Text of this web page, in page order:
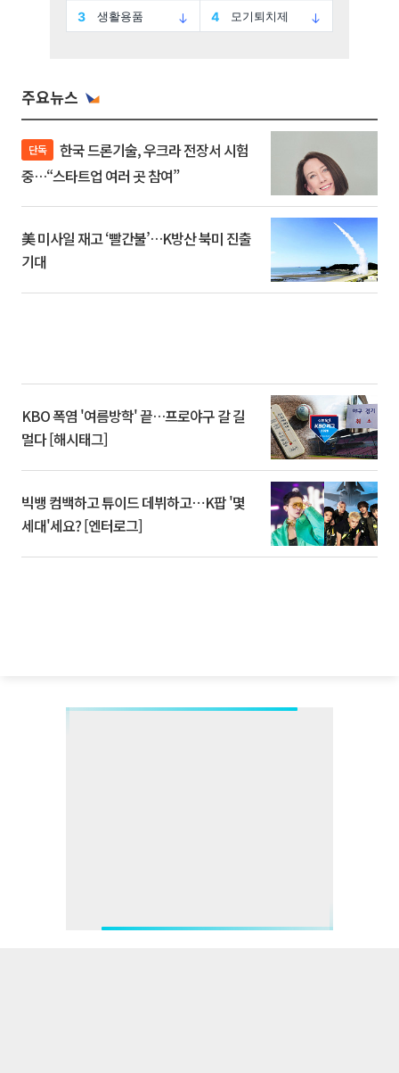
주요뉴스
단독
중…“스타트업 여러 곳 참여”
美 미사일 재고 ‘빨간불’…K방산 북미 진출
기대
KBO 폭염 '여름방학' 끝…프로야구 갈 길
멀다 [해시태그]
빅뱅 컴백하고 튜이드 데뷔하고⋯K팝 '몇
세대'세요? [엔터로그]